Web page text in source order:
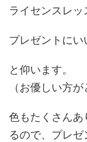
ライセンスレ
プレゼントにい
と仰います。
（お優しい方
色もたくさん
るので、プレゼ